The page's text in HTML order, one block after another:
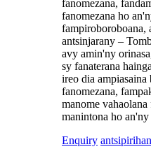
fanomezana,
fanomezana ho
fampiroboroboana,
antsinjarany –
avy amin'ny
sy fanaterana
ireo dia
fanomezana,
manome
manintona ho
Enquiry